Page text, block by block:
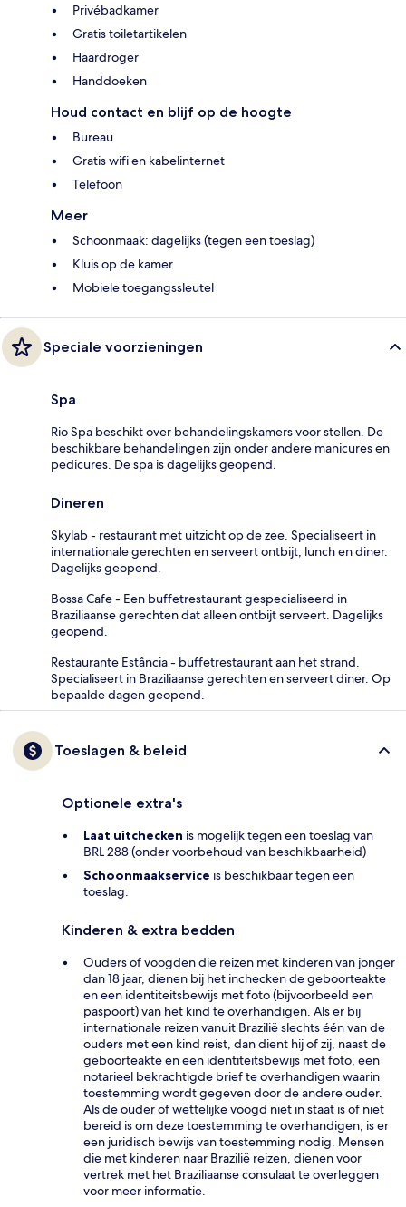
Privébadkamer
Gratis toiletartikelen
Haardroger
Handdoeken
Houd contact en blijf op de hoogte
Bureau
Gratis wifi en kabelinternet
Telefoon
Meer
Schoonmaak: dagelijks (tegen een toeslag)
Kluis op de kamer
Mobiele toegangssleutel
Speciale voorzieningen
Spa
Rio Spa beschikt over behandelingskamers voor stellen. De
beschikbare behandelingen zijn onder andere manicures en
pedicures. De spa is dagelijks geopend.
Dineren
Skylab - restaurant met uitzicht op de zee. Specialiseert in
internationale gerechten en serveert ontbijt, lunch en diner.
Dagelijks geopend.
Bossa Cafe - Een buffetrestaurant gespecialiseerd in
Braziliaanse gerechten dat alleen ontbijt serveert. Dagelijks
geopend.
Restaurante Estância - buffetrestaurant aan het strand.
Specialiseert in Braziliaanse gerechten en serveert diner. Op
bepaalde dagen geopend.
Toeslagen & beleid
Optionele extra's
Laat uitchecken is mogelijk tegen een toeslag van
BRL 288 (onder voorbehoud van beschikbaarheid)
Schoonmaakservice is beschikbaar tegen een
toeslag.
Kinderen & extra bedden
Ouders of voogden die reizen met kinderen van jonger
dan 18 jaar, dienen bij het inchecken de geboorteakte
en een identiteitsbewijs met foto (bijvoorbeeld een
paspoort) van het kind te overhandigen. Als er bij
internationale reizen vanuit Brazilië slechts één van de
ouders met een kind reist, dan dient hij of zij, naast de
geboorteakte en een identiteitsbewijs met foto, een
notarieel bekrachtigde brief te overhandigen waarin
toestemming wordt gegeven door de andere ouder.
Als de ouder of wettelijke voogd niet in staat is of niet
bereid is om deze toestemming te overhandigen, is er
een juridisch bewijs van toestemming nodig. Mensen
die met kinderen naar Brazilië reizen, dienen voor
vertrek met het Braziliaanse consulaat te overleggen
voor meer informatie.